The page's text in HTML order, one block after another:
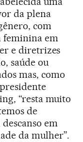
da plena
com
feminina em
e diretrizes
saúde ou
mas, como
“resta muito
de
em
da mulher”.